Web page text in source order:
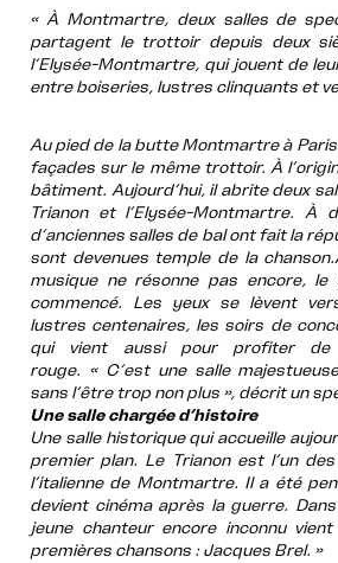
« À Montmartre, deux salles de
partagent le trottoir depuis deux
l’Elysée-Montmartre, qui jouent de
entre boiseries, lustres clinquants et
Au pied de la butte Montmartre à
façades sur le même trottoir. À
bâtiment. Aujourd’hui, il abrite deux
Trianon et l’Elysée-Montmartre. À
d’anciennes salles de bal ont fait la
sont devenues temple de la
musique ne résonne pas encore,
commencé. Les yeux se lèvent
lustres centenaires, les soirs de
qui vient aussi pour profiter de
rouge. « C’est une salle
sans l’être trop non plus », décrit un
Une salle chargée d’histoire
Une salle historique qui accueille
premier plan. Le Trianon est l’un
l’italienne de Montmartre. Il a été
devient cinéma après la guerre.
jeune chanteur encore inconnu
premières chansons : Jacques Brel. »